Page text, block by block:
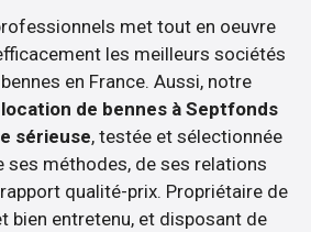
met tout en oeuvre
les meilleurs sociétés
en France. Aussi, notre
location de bennes à Septfonds
sérieuse, testée et sélectionnée
ses méthodes, de ses relations
qualité-prix. Propriétaire de
bien entretenu, et disposant de